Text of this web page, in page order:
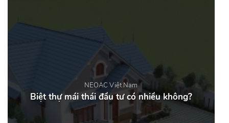
NEOAC Việt Nam
Biệt thự mái thái đầu tư có nhiều không?